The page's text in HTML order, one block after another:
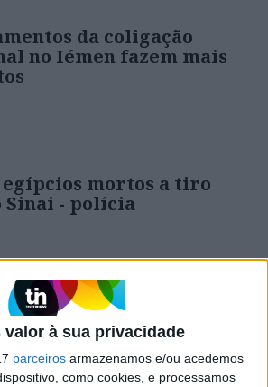
valor à sua privacidade
parceiros armazenamos e/ou acedemos
como cookies, e processamos
da coligação
no Iémen fazem mais
mortos a tiro
Sinai - polícia
chegam à sede do Novo
paredes de